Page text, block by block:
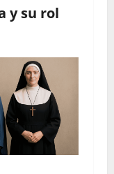
y su rol